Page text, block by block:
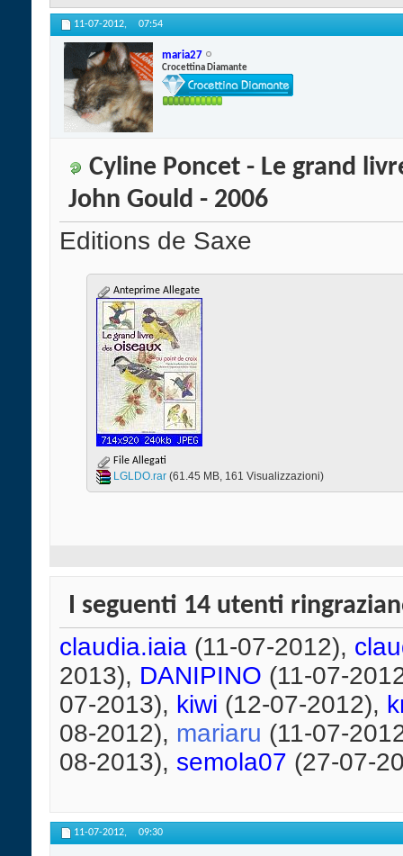
11-07-2012, 07:54
maria27
Crocettina Diamante
Cyline Poncet - Le grand
John Gould - 2006
Editions de Saxe
Anteprime Allegate
File Allegati
LGLDO.rar‎ (61.45 MB, 161 Visualizzazioni)
I seguenti 14 utenti
claudia.iaia (11-07-2012),
2013), DANIPINO (11-07-
07-2013), kiwi (12-07-2012),
08-2012), mariaru (11-07-
08-2013), semola07 (27-07-
11-07-2012, 09:30